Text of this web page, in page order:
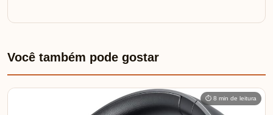
Você também pode gostar
⏱ 8 min de leitura